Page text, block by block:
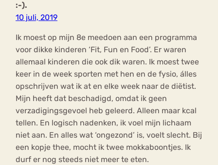
:-).
10 juli, 2019
Ik moest op mijn 8e meedoen aan een programma
voor dikke kinderen ‘Fit, Fun en Food’. Er waren
allemaal kinderen die ook dik waren. Ik moest twee
keer in de week sporten met hen en de fysio, álles
opschrijven wat ik at en elke week naar de diëtist.
Mijn heeft dat beschadigd, omdat ik geen
verzadigingsgevoel heb geleerd. Alleen maar kcal
tellen. En logisch nadenken, ik voel mijn lichaam
niet aan. En alles wat ‘ongezond’ is, voelt slecht. Bij
een kopje thee, mocht ik twee mokkaboontjes. Ik
durf er nog steeds niet meer te eten.